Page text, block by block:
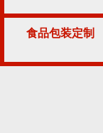
食品包装定制